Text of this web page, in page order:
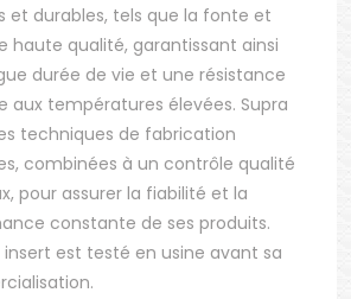
et durables, tels que la fonte et
haute qualité, garantissant ainsi
durée de vie et une résistance
aux températures élevées. Supra
techniques de fabrication
combinées à un contrôle qualité
pour assurer la fiabilité et la
constante de ses produits.
insert est testé en usine avant sa